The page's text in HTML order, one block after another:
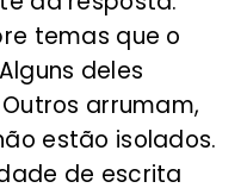
temas que o
deles
arrumam,
estão isolados.
de escrita